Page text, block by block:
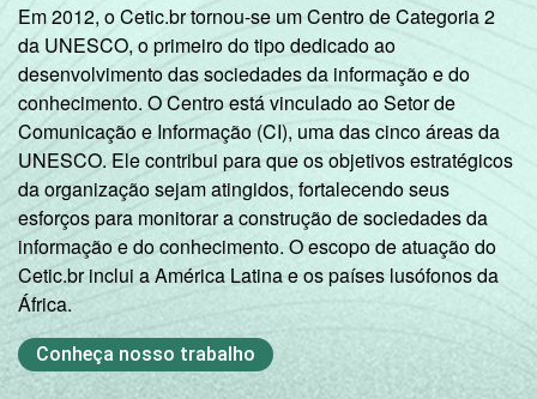
DOMICÍLIO
COM ACESSO
À INTERNET
Sim
Não 3
Fonte: Núcleo de Informação e Coordenação
do Ponto BR. (2025). Pesquisa sobre o uso
da Internet por crianças e adolescentes no
Brasil: TIC Kids Online Brasil 2025 [Tabelas].
Em 2012, o Cetic.br tornou-se um Centro de Categoria 2
da UNESCO, o primeiro do tipo dedicado ao
desenvolvimento das sociedades da informação e do
conhecimento. O Centro está vinculado ao Setor de
Comunicação e Informação (CI), uma das cinco áreas da
UNESCO. Ele contribui para que os objetivos estratégicos
da organização sejam atingidos, fortalecendo seus
esforços para monitorar a construção de sociedades da
informação e do conhecimento. O escopo de atuação do
Cetic.br inclui a América Latina e os países lusófonos da
África.
Conheça nosso trabalho